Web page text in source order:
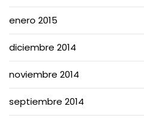
enero 2015
diciembre 2014
noviembre 2014
septiembre 2014